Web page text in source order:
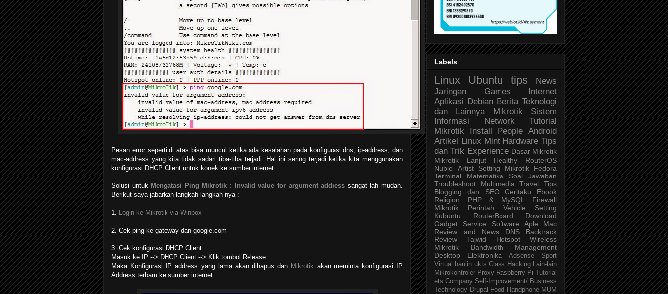
Pesan error seperti di atas bisa muncul ketika ada kesalahan pada konfigurasi dns, ip-address, dan
mac-address yang kita tidak sadari tiba-tiba terjadi. Hal ini sering terjadi ketika kita menggunakan
konfigurasi DHCP Client untuk konek ke sumber internet.
Solusi untuk Mengatasi Ping Mikrotik : Invalid value for argument address sangat lah mudah.
Berikut saya jabarkan langkah-langkah nya :
1. Login ke Mikrotik via Winbox
2. Cek ping ke gateway dan google.com
3. Cek konfigurasi DHCP Client.
Masuk ke IP --> DHCP Client --> Klik tombol Release.
Maka Konfigurasi IP address yang lama akan dihapus dan Mikrotik akan meminta konfigurasi IP
Address terbaru ke sumber internet.
Labels
Linux Ubuntu tips
News
Jaringan
Games
Internet
Aplikasi Debian Berita Teknologi
dan Lainnya
Mikrotik
Sistem
Informasi
Network
Tutorial
Mikrotik
Install People Android
Artikel
Linux Mint Hardware Tips
dan Trik Experience Dasar Mikrotik
Mikrotik Lanjut
Healthy
RouterOS
Nubie
Artist Setting Mikrotik
Fedora
Terminal
Matematika
Soal Jawaban
Troubleshoot
Multimedia Travel
Tips
Blogging dan SEO
Ceritaku
Ebook
Religion
PHP & MySQL
Firewall
Mikrotik
Perintah Vehicle
Setting
Kubuntu
RouterBoard
Download
Gadget
Service Software
Aple Mac
Review and News
DNS
Backtrack
Review
Tajwid Hotspot
Wireless
Mikrotik
Bandwidth Management
Desktop
Elektronika Adsense
Sport
Virtual
haulin ukts Class Hacking Lain-lain
Mikrokontroler Proxy Raspberry Pi
Tutorial
ets Company Self-Improvement/ Business
Technology Drupal Food Handphone MUM